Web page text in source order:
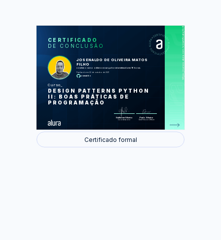
CERTIFICADO
DE CONCLUSÃO
JOSENALDO DE OLIVEIRA MATOS
FILHO
concluiu o curso online com carga horária estimada em 16 horas.
Finalizado em 22 de outubro de 2021
josenaldo
Curso
DESIGN PATTERNS PYTHON
II: BOAS PRÁTICAS DE
PROGRAMAÇÃO
Guilherme Silveira
Coordenador
Paulo Silveira
Chief Vision Officer
https://cursos.alura.com.br/certificate/4c47c6c1-b12d-4401-a0cf-9c432464dbaa
LAS
Fábricas e o problema de criação de
objetos
Salvando estados anteriores e o
DSLs e o Interpreter
Foram feitas 31 de 31 atividades.
Certificado formal